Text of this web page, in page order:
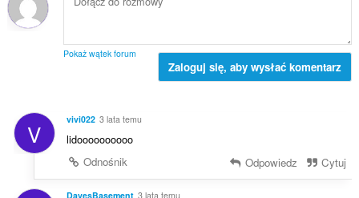
Pokaż wątek forum
Zaloguj się, aby wysłać komentarz
V vivi022 3 lata temu
lidoooooooooo
Odnośnik
Odpowiedz Cytuj
DavesBasement 3 lata temu